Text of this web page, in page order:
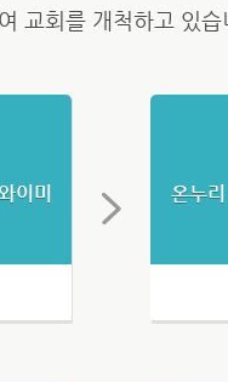
교회를 개척하고 있습
이미
온누